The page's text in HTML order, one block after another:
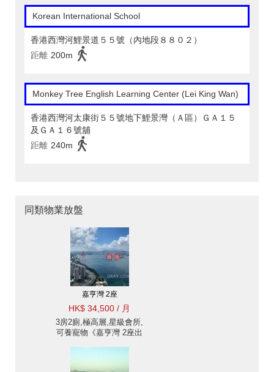
Korean International School
香港西灣河鯉景道５５號（內地段８８０２）
距離 200m
Monkey Tree English Learning Center (Lei King Wan)
香港西灣河太康街５５號地下鯉景灣（Ａ區）ＧＡ１５
及ＧＡ１６號舖
距離 240m
同類物業放盤
嘉亨灣 2座
HK$ 34,500 / 月
3房2廁,極高層,星級會所,
可養寵物《嘉亨灣 2座出